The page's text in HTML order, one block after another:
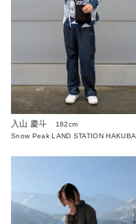
入山 慶斗
182cm
Snow Peak LAND STATION HAKUBA